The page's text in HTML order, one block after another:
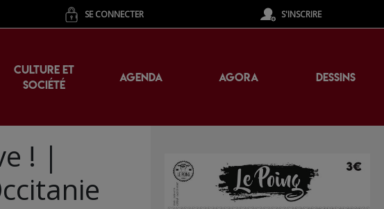
SE CONNECTER S'INSCRIRE
CULTURE ET
SOCIÉTÉ
AGENDA AGORA DESSINS
! |